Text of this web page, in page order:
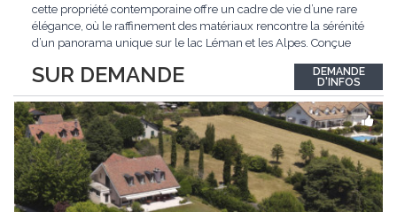
SUR DEMANDE
cette propriété contemporaine offre un cadre de vie d’une rare
élégance, où le raffinement des matériaux rencontre la sérénité
d’un panorama unique sur le lac Léman et les Alpes. Conçue
distingue par ses espaces généreux et son atmosphère
résolument harmonieuse. Caractéristiques...
DEMANDE
D'INFOS